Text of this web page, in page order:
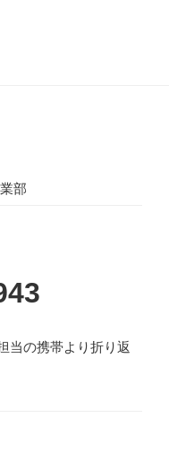
部
当の携帯より折り返